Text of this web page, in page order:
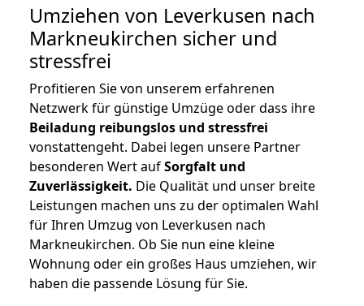
Umziehen von Leverkusen nach
Markneukirchen sicher und
stressfrei
Profitieren Sie von unserem erfahrenen
Netzwerk für günstige Umzüge oder dass ihre
Beiladung reibungslos und stressfrei
vonstattengeht. Dabei legen unsere Partner
besonderen Wert aufSorgfalt und
Zuverlässigkeit. Die Qualität und unser breite
Leistungen machen uns zu der optimalen Wahl
für Ihren Umzug von Leverkusen nach
Markneukirchen. Ob Sie nun eine kleine
Wohnung oder ein großes Haus umziehen, wir
haben die passende Lösung für Sie.